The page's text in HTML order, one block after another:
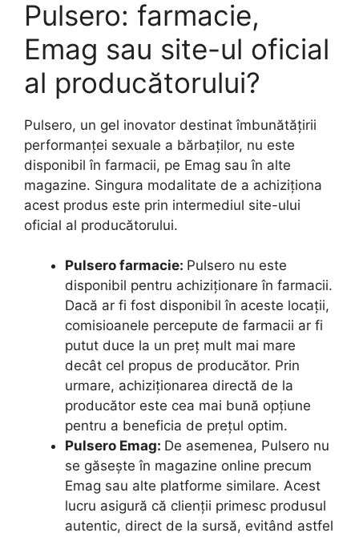
Pulsero: farmacie,
Emag sau site-ul oficial
al producătorului?
Pulsero, un gel inovator destinat îmbunătățirii
performanței sexuale a bărbaților, nu este
disponibil în farmacii, pe Emag sau în alte
magazine. Singura modalitate de a achiziționa
acest produs este prin intermediul site-ului
oficial al producătorului.
Pulsero farmacie: Pulsero nu este
disponibil pentru achiziționare în farmacii.
Dacă ar fi fost disponibil în aceste locații,
comisioanele percepute de farmacii ar fi
putut duce la un preț mult mai mare
decât cel propus de producător. Prin
urmare, achiziționarea directă de la
producător este cea mai bună opțiune
pentru a beneficia de prețul optim.
Pulsero Emag: De asemenea, Pulsero nu
se găsește în magazine online precum
Emag sau alte platforme similare. Acest
lucru asigură că clienții primesc produsul
autentic, direct de la sursă, evitând astfel